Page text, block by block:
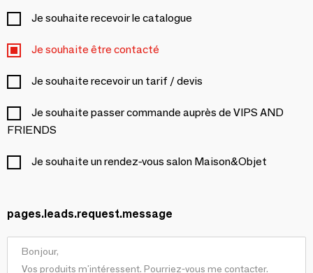
Je souhaite recevoir le catalogue
Je souhaite être contacté
Je souhaite recevoir un tarif / devis
Je souhaite passer commande auprès de VIPS AND
FRIENDS
Je souhaite un rendez-vous salon Maison&Objet
pages.leads.request.message